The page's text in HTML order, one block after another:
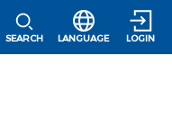
SEARCH
選択すると言語
LANGUAGE LOGIN